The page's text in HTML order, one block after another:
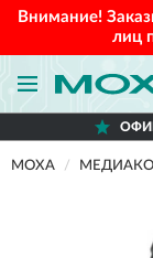
Внимание!
лиц
MOXA